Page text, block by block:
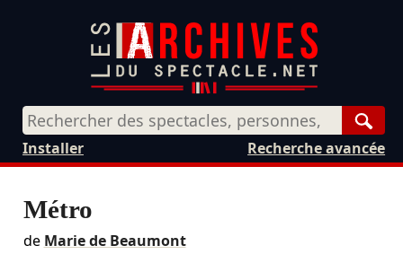
Recherche avancée
Installer
Métro
de Marie de Beaumont